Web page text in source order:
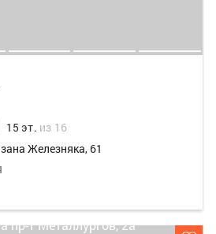
15 эт. из 16
Железняка, 61